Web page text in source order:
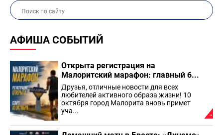
АФИША СОБЫТИЙ
Открыта регистрация на
Малоритский марафон: главный б...
Друзья, отличные новости для всех
любителей активного образа жизни! 10
октября город Малорита вновь примет
уча...